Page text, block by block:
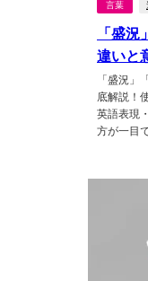
言葉
「盛
違いと
「盛況」
底解説！
英語表現
方が一目